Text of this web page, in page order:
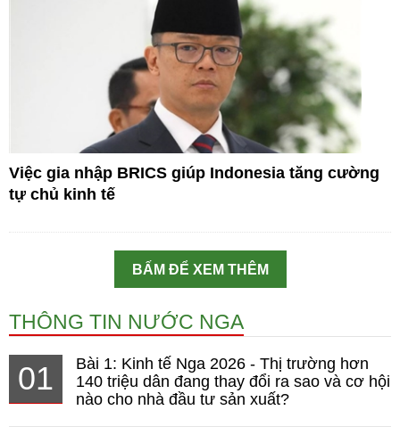
Việc gia nhập BRICS giúp Indonesia tăng cường
tự chủ kinh tế
BẤM ĐỂ XEM THÊM
THÔNG TIN NƯỚC NGA
01
Bài 1: Kinh tế Nga 2026 - Thị trường hơn
140 triệu dân đang thay đổi ra sao và cơ hội
nào cho nhà đầu tư sản xuất?